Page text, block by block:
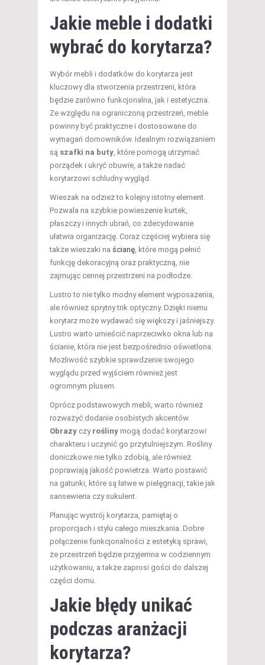
Jakie meble i dodatki
wybrać do korytarza?
Wybór mebli i dodatków do korytarza jest
kluczowy dla stworzenia przestrzeni, która
będzie zarówno funkcjonalna, jak i estetyczna.
Ze względu na ograniczoną przestrzeń, meble
powinny być praktyczne i dostosowane do
wymagań domowników. Idealnym rozwiązaniem
są szafki na buty, które pomogą utrzymać
porządek i ukryć obuwie, a także nadać
korytarzowi schludny wygląd.
Wieszak na odzież to kolejny istotny element.
Pozwala na szybkie powieszenie kurtek,
płaszczy i innych ubrań, co zdecydowanie
ułatwia organizację. Coraz częściej wybiera się
także wieszaki na ścianę, które mogą pełnić
funkcję dekoracyjną oraz praktyczną, nie
zajmując cennej przestrzeni na podłodze.
Lustro to nie tylko modny element wyposażenia,
ale również sprytny trik optyczny. Dzięki niemu
korytarz może wydawać się większy i jaśniejszy.
Lustro warto umieścić naprzeciwko okna lub na
ścianie, która nie jest bezpośrednio oświetlona.
Możliwość szybkie sprawdzenie swojego
wyglądu przed wyjściem również jest
ogromnym plusem.
Oprócz podstawowych mebli, warto również
rozważyć dodanie osobistych akcentów.
Obrazy czy rośliny mogą dodać korytarzowi
charakteru i uczynić go przytulniejszym. Rośliny
doniczkowe nie tylko zdobią, ale również
poprawiają jakość powietrza. Warto postawić
na gatunki, które są łatwe w pielęgnacji, takie jak
sansewieria czy sukulent.
Planując wystrój korytarza, pamiętaj o
proporcjach i stylu całego mieszkania. Dobre
połączenie funkcjonalności z estetyką sprawi,
że przestrzeń będzie przyjemna w codziennym
użytkowaniu, a także zaprosi gości do dalszej
części domu.
Jakie błędy unikać
podczas aranżacji
korytarza?